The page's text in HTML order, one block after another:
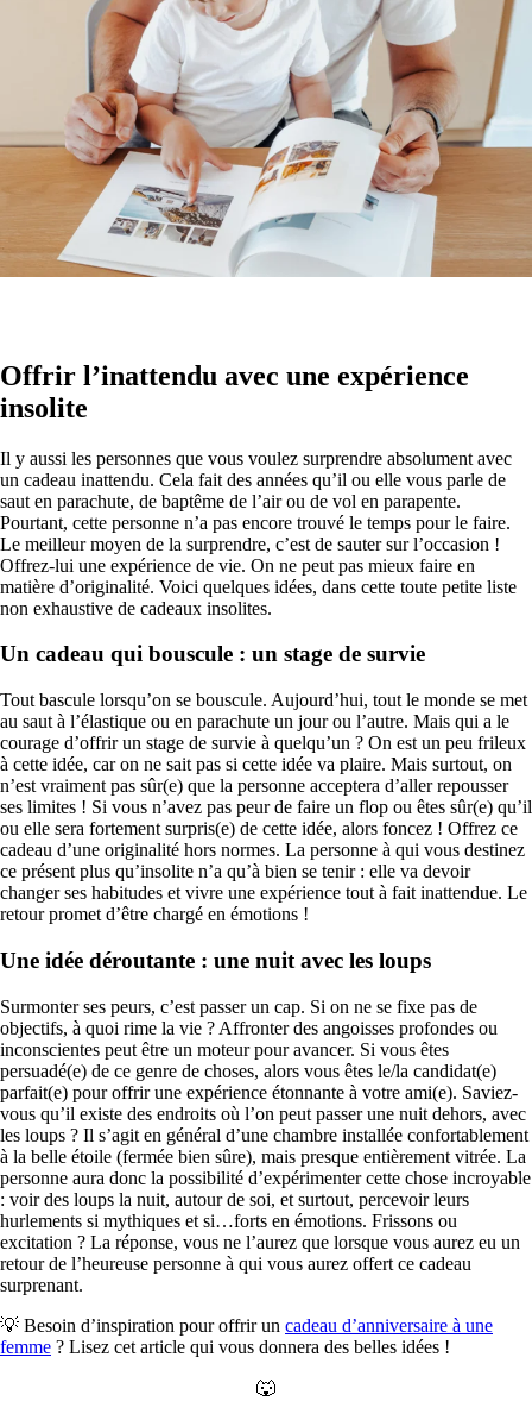
Offrir l’inattendu avec une expérience
insolite
Il y aussi les personnes que vous voulez surprendre absolument avec
un cadeau inattendu. Cela fait des années qu’il ou elle vous parle de
saut en parachute, de baptême de l’air ou de vol en parapente.
Pourtant, cette personne n’a pas encore trouvé le temps pour le faire.
Le meilleur moyen de la surprendre, c’est de sauter sur l’occasion !
Offrez-lui une expérience de vie. On ne peut pas mieux faire en
matière d’originalité. Voici quelques idées, dans cette toute petite liste
non exhaustive de cadeaux insolites.
Un cadeau qui bouscule : un stage de survie
Tout bascule lorsqu’on se bouscule. Aujourd’hui, tout le monde se met
au saut à l’élastique ou en parachute un jour ou l’autre. Mais qui a le
courage d’offrir un stage de survie à quelqu’un ? On est un peu frileux
à cette idée, car on ne sait pas si cette idée va plaire. Mais surtout, on
n’est vraiment pas sûr(e) que la personne acceptera d’aller repousser
ses limites ! Si vous n’avez pas peur de faire un flop ou êtes sûr(e) qu’il
ou elle sera fortement surpris(e) de cette idée, alors foncez ! Offrez ce
cadeau d’une originalité hors normes. La personne à qui vous destinez
ce présent plus qu’insolite n’a qu’à bien se tenir : elle va devoir
changer ses habitudes et vivre une expérience tout à fait inattendue. Le
retour promet d’être chargé en émotions !
Une idée déroutante : une nuit avec les loups
Surmonter ses peurs, c’est passer un cap. Si on ne se fixe pas de
objectifs, à quoi rime la vie ? Affronter des angoisses profondes ou
inconscientes peut être un moteur pour avancer. Si vous êtes
persuadé(e) de ce genre de choses, alors vous êtes le/la candidat(e)
parfait(e) pour offrir une expérience étonnante à votre ami(e). Saviez-
vous qu’il existe des endroits où l’on peut passer une nuit dehors, avec
les loups ? Il s’agit en général d’une chambre installée confortablement
à la belle étoile (fermée bien sûre), mais presque entièrement vitrée. La
personne aura donc la possibilité d’expérimenter cette chose incroyable
: voir des loups la nuit, autour de soi, et surtout, percevoir leurs
hurlements si mythiques et si…forts en émotions. Frissons ou
excitation ? La réponse, vous ne l’aurez que lorsque vous aurez eu un
retour de l’heureuse personne à qui vous aurez offert ce cadeau
surprenant.
💡 Besoin d’inspiration pour offrir un cadeau d’anniversaire à une
femme ? Lisez cet article qui vous donnera des belles idées !
🐺